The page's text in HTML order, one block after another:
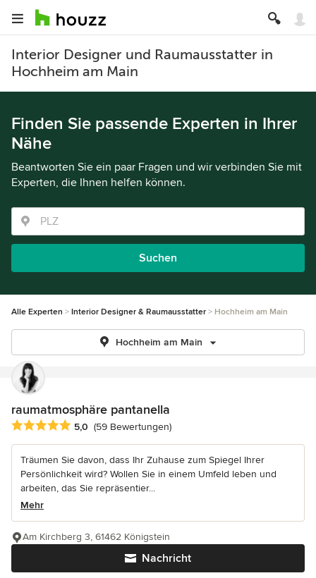
Interior Designer und Raumausstatter in
Hochheim am Main
Finden Sie passende Experten in Ihrer
Nähe
Beantworten Sie ein paar Fragen und wir verbinden Sie mit
Experten, die Ihnen helfen können.
Suchen
Alle Experten Interior Designer & Raumausstatter Hochheim am Main
Hochheim am Main
raumatmosphäre pantanella
Durchschnittliche Bewertung: 5 von 5 Sternen
5,0 (59 Bewertungen)
Träumen Sie davon, dass Ihr Zuhause zum Spiegel Ihrer
Persönlichkeit wird? Wollen Sie in einem Umfeld leben und
arbeiten, das Sie repräsentier...
Mehr
Nachricht
Am Kirchberg 3, 61462 Königstein